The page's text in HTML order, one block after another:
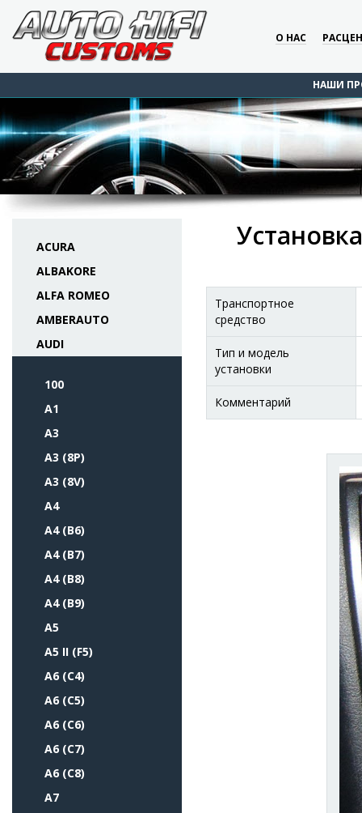
О НАС
НАШИ
ACURA
ALBAKORE
ALFA ROMEO
AMBERAUTO
AUDI
100
A1
A3
A3 (8P)
A3 (8V)
A4
A4 (B6)
A4 (B7)
A4 (B8)
A4 (B9)
A5
A5 II (F5)
A6 (C4)
A6 (C5)
A6 (C6)
A6 (C7)
A6 (C8)
A7
Транспортное
средство
Тип и модель
установки
Комментарий